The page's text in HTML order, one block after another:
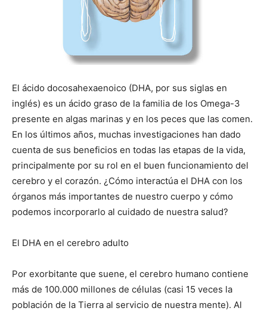
El ácido docosahexaenoico (DHA, por sus siglas en
inglés) es un ácido graso de la familia de los Omega-3
presente en algas marinas y en los peces que las comen.
En los últimos años, muchas investigaciones han dado
cuenta de sus beneficios en todas las etapas de la vida,
principalmente por su rol en el buen funcionamiento del
cerebro y el corazón. ¿Cómo interactúa el DHA con los
órganos más importantes de nuestro cuerpo y cómo
podemos incorporarlo al cuidado de nuestra salud?
El DHA en el cerebro adulto
Por exorbitante que suene, el cerebro humano contiene
más de 100.000 millones de células (casi 15 veces la
población de la Tierra al servicio de nuestra mente). Al